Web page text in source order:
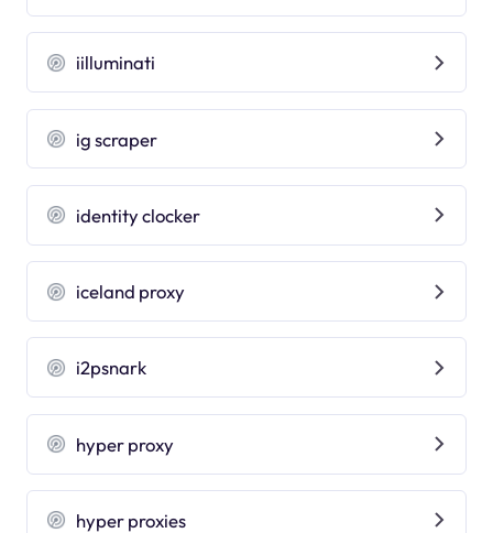
iilluminati
ig scraper
identity clocker
iceland proxy
i2psnark
hyper proxy
hyper proxies